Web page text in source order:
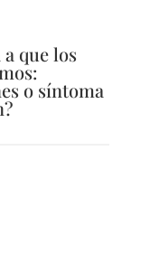
que los
o síntoma